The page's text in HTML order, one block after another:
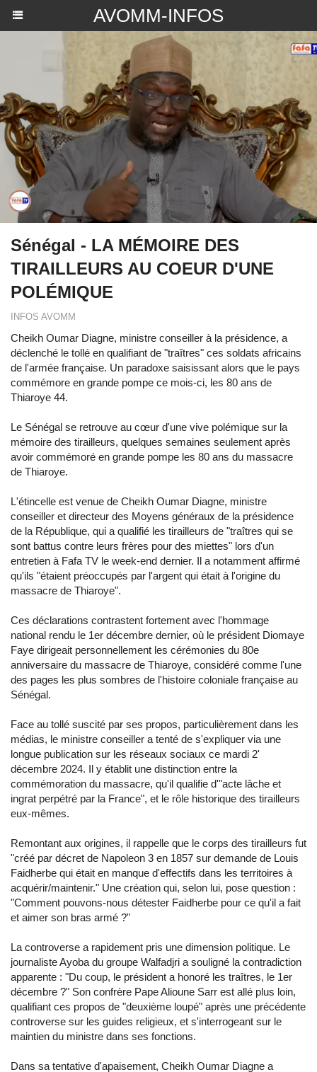
AVOMM-INFOS
Sénégal - LA MÉMOIRE DES
TIRAILLEURS AU COEUR D'UNE
POLÉMIQUE
INFOS AVOMM
Cheikh Oumar Diagne, ministre conseiller à la présidence, a
déclenché le tollé en qualifiant de "traîtres" ces soldats africains
de l'armée française. Un paradoxe saisissant alors que le pays
commémore en grande pompe ce mois-ci, les 80 ans de
Thiaroye 44.
Le Sénégal se retrouve au cœur d'une vive polémique sur la
mémoire des tirailleurs, quelques semaines seulement après
avoir commémoré en grande pompe les 80 ans du massacre
de Thiaroye.
L'étincelle est venue de Cheikh Oumar Diagne, ministre
conseiller et directeur des Moyens généraux de la présidence
de la République, qui a qualifié les tirailleurs de "traîtres qui se
sont battus contre leurs frères pour des miettes" lors d'un
entretien à Fafa TV le week-end dernier. Il a notamment affirmé
qu'ils "étaient préoccupés par l'argent qui était à l'origine du
massacre de Thiaroye".
Ces déclarations contrastent fortement avec l'hommage
national rendu le 1er décembre dernier, où le président Diomaye
Faye dirigeait personnellement les cérémonies du 80e
anniversaire du massacre de Thiaroye, considéré comme l'une
des pages les plus sombres de l'histoire coloniale française au
Sénégal.
Face au tollé suscité par ses propos, particulièrement dans les
médias, le ministre conseiller a tenté de s'expliquer via une
longue publication sur les réseaux sociaux ce mardi 2'
décembre 2024. Il y établit une distinction entre la
commémoration du massacre, qu'il qualifie d'"acte lâche et
ingrat perpétré par la France", et le rôle historique des tirailleurs
eux-mêmes.
Remontant aux origines, il rappelle que le corps des tirailleurs fut
"créé par décret de Napoleon 3 en 1857 sur demande de Louis
Faidherbe qui était en manque d'effectifs dans les territoires à
acquérir/maintenir." Une création qui, selon lui, pose question :
"Comment pouvons-nous détester Faidherbe pour ce qu'il a fait
et aimer son bras armé ?"
La controverse a rapidement pris une dimension politique. Le
journaliste Ayoba du groupe Walfadjri a souligné la contradiction
apparente : "Du coup, le président a honoré les traîtres, le 1er
décembre ?" Son confrère Pape Alioune Sarr est allé plus loin,
qualifiant ces propos de "deuxième loupé" après une précédente
controverse sur les guides religieux, et s'interrogeant sur le
maintien du ministre dans ses fonctions.
Dans sa tentative d'apaisement, Cheikh Oumar Diagne a